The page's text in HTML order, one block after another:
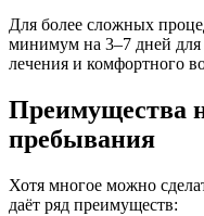
Для более сложных
минимум на 3–7 дней для
лечения и комфортного
Преимущества
пребывания
Хотя многое можно
даёт ряд преимуществ: